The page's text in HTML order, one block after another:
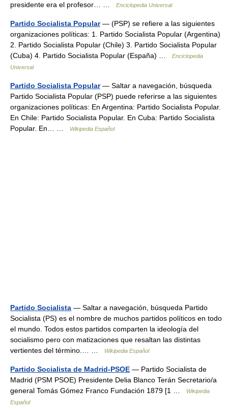
presidente era el profesor… …
Enciclopedia Universal
Partido Socialista Popular— (PSP) se refiere a las siguientes
organizaciones políticas: 1. Partido Socialista Popular (Argentina)
2. Partido Socialista Popular (Chile) 3. Partido Socialista Popular
(Cuba) 4. Partido Socialista Popular (España) …
Enciclopedia
Universal
Partido Socialista Popular— Saltar a navegación, búsqueda
Partido Socialista Popular (PSP) puede referirse a las siguientes
organizaciones políticas: En Argentina: Partido Socialista Popular.
En Chile: Partido Socialista Popular. En Cuba: Partido Socialista
Popular. En… …
Wikipedia Español
Partido Socialista — Saltar a navegación, búsqueda Partido
Socialista (PS) es el nombre de muchos partidos políticos en todo
el mundo. Todos estos partidos comparten la ideología del
socialismo pero con matizaciones que resaltan las distintas
vertientes del término.… …
Wikipedia Español
Partido Socialista de Madrid-PSOE — Partido Socialista de
Madrid (PSM PSOE) Presidente Delia Blanco Terán Secretario/a
general Tomás Gómez Franco Fundación 1879 [1 …
Wikipedia
Español